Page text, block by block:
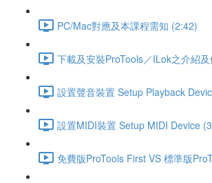
PC/Mac對應及本課程需知 (2:42)
下載及安裝ProTools／ILok之介紹
設置聲音裝置 Setup Playback
設置MIDI裝置 Setup MIDI Device
免費版ProTools First VS 標準版